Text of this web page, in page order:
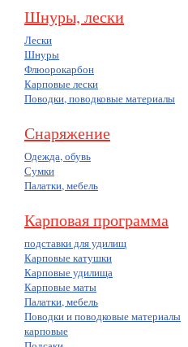
Шнуры, лески
Лески
Шнуры
Флюорокарбон
Карповые лески
Поводки, поводковые материалы
Снаряжение
Одежда, обувь
Сумки
Палатки, мебель
Карповая программа
подставки для удилищ
Карповые катушки
Карповые удилища
Карповые маты
Палатки, мебель
Поводки и поводковые материалы
карповые